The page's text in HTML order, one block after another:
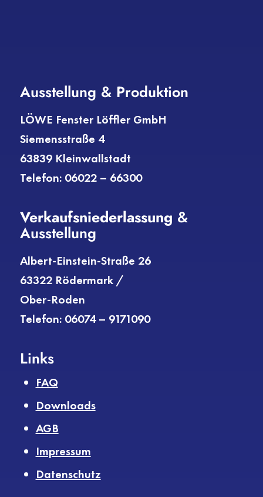
Ausstellung & Produktion
LÖWE Fenster Löffler GmbH
Siemensstraße 4
63839 Kleinwallstadt
Telefon: 06022 – 66300
Verkaufs­niederlassung &
Ausstellung
Albert-Einstein-Straße 26
63322 Rödermark /
Ober-Roden
Telefon: 06074 – 9171090
Links
FAQ
Downloads
AGB
Impressum
Datenschutz